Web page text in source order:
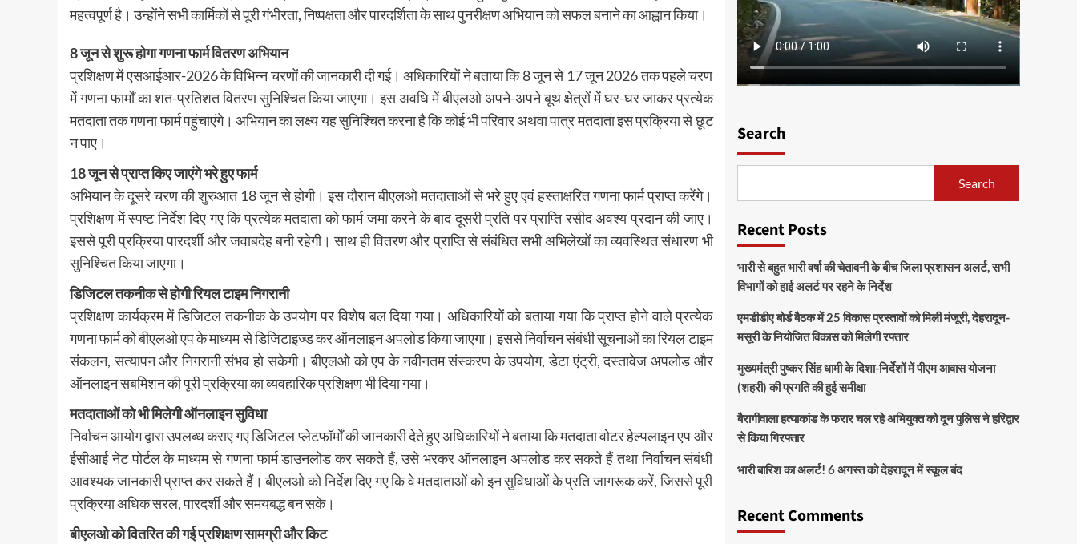
महत्वपूर्ण है। उन्होंने सभी कार्मिकों से पूरी गंभीरता, निष्पक्षता और पारदर्शिता के साथ पुनरीक्षण अभियान को सफल बनाने का आह्वान किया।
8 जून से शुरू होगा गणना फार्म वितरण अभियान
प्रशिक्षण में एसआईआर-2026 के विभिन्न चरणों की जानकारी दी गई। अधिकारियों ने बताया कि 8 जून से 17 जून 2026 तक पहले चरण
में गणना फार्मों का शत-प्रतिशत वितरण सुनिश्चित किया जाएगा। इस अवधि में बीएलओ अपने-अपने बूथ क्षेत्रों में घर-घर जाकर प्रत्येक
मतदाता तक गणना फार्म पहुंचाएंगे। अभियान का लक्ष्य यह सुनिश्चित करना है कि कोई भी परिवार अथवा पात्र मतदाता इस प्रक्रिया से छूट
न पाए।
18 जून से प्राप्त किए जाएंगे भरे हुए फार्म
अभियान के दूसरे चरण की शुरुआत 18 जून से होगी। इस दौरान बीएलओ मतदाताओं से भरे हुए एवं हस्ताक्षरित गणना फार्म प्राप्त करेंगे।
प्रशिक्षण में स्पष्ट निर्देश दिए गए कि प्रत्येक मतदाता को फार्म जमा करने के बाद दूसरी प्रति पर प्राप्ति रसीद अवश्य प्रदान की जाए।
इससे पूरी प्रक्रिया पारदर्शी और जवाबदेह बनी रहेगी। साथ ही वितरण और प्राप्ति से संबंधित सभी अभिलेखों का व्यवस्थित संधारण भी
सुनिश्चित किया जाएगा।
डिजिटल तकनीक से होगी रियल टाइम निगरानी
प्रशिक्षण कार्यक्रम में डिजिटल तकनीक के उपयोग पर विशेष बल दिया गया। अधिकारियों को बताया गया कि प्राप्त होने वाले प्रत्येक
गणना फार्म को बीएलओ एप के माध्यम से डिजिटाइज्ड कर ऑनलाइन अपलोड किया जाएगा। इससे निर्वाचन संबंधी सूचनाओं का रियल टाइम
संकलन, सत्यापन और निगरानी संभव हो सकेगी। बीएलओ को एप के नवीनतम संस्करण के उपयोग, डेटा एंट्री, दस्तावेज अपलोड और
ऑनलाइन सबमिशन की पूरी प्रक्रिया का व्यवहारिक प्रशिक्षण भी दिया गया।
मतदाताओं को भी मिलेगी ऑनलाइन सुविधा
निर्वाचन आयोग द्वारा उपलब्ध कराए गए डिजिटल प्लेटफॉर्मों की जानकारी देते हुए अधिकारियों ने बताया कि मतदाता वोटर हेल्पलाइन एप और
ईसीआई नेट पोर्टल के माध्यम से गणना फार्म डाउनलोड कर सकते हैं, उसे भरकर ऑनलाइन अपलोड कर सकते हैं तथा निर्वाचन संबंधी
आवश्यक जानकारी प्राप्त कर सकते हैं। बीएलओ को निर्देश दिए गए कि वे मतदाताओं को इन सुविधाओं के प्रति जागरूक करें, जिससे पूरी
प्रक्रिया अधिक सरल, पारदर्शी और समयबद्ध बन सके।
बीएलओ को वितरित की गई प्रशिक्षण सामग्री और किट
Search
Search
Recent Posts
भारी से बहुत भारी वर्षा की चेतावनी के बीच जिला प्रशासन अलर्ट, सभी
विभागों को हाई अलर्ट पर रहने के निर्देश
एमडीडीए बोर्ड बैठक में 25 विकास प्रस्तावों को मिली मंजूरी, देहरादून-
मसूरी के नियोजित विकास को मिलेगी रफ्तार
मुख्यमंत्री पुष्कर सिंह धामी के दिशा-निर्देशों में पीएम आवास योजना
(शहरी) की प्रगति की हुई समीक्षा
बैरागीवाला हत्याकांड के फरार चल रहे अभियुक्त को दून पुलिस ने हरिद्वार
से किया गिरफ्तार
भारी बारिश का अलर्ट! 6 अगस्त को देहरादून में स्कूल बंद
Recent Comments